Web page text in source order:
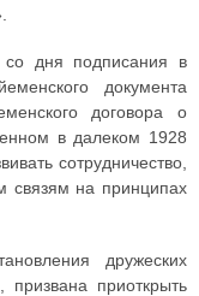
дня подписания в
документа
договора о
в далеком 1928
сотрудничество,
связям на принципах
дружеских
приоткрыть